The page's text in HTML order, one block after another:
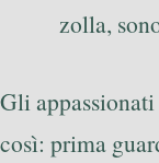
zolla,
Gli
così: prima